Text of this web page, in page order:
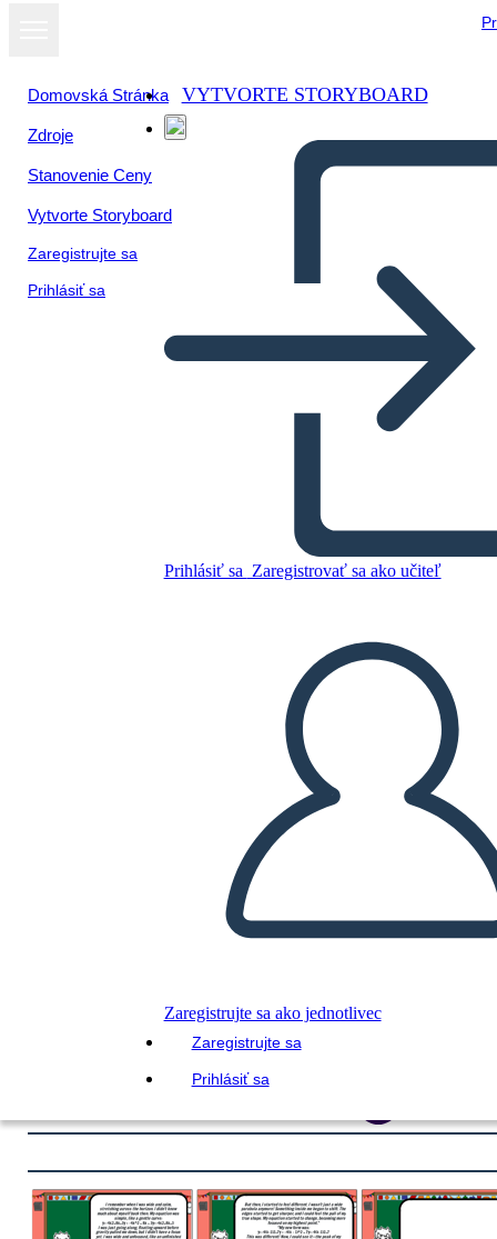
Domovská Stránka
Zdroje
Stanovenie Ceny
Vytvorte Storyboard
Zaregistrujte sa
Prihlásiť sa
VYTVORTE STORYBOARD
Prihlásiť sa Zaregistrovať sa ako učiteľ
Zaregistrujte sa ako jednotlivec
Zaregistrujte sa
Prihlásiť sa
Skopírujte tento Storyboard
VYTVORIŤ STORYBOARD
PREHRAŤ PREZENTÁCIU
ČÍTAJ MI
Zobraziť ako
prezentáciu